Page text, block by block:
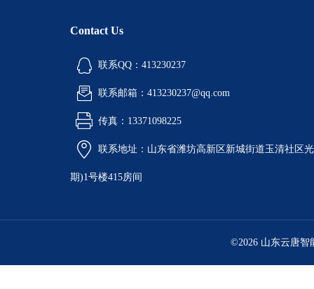
Contact Us
联系QQ：413230237
联系邮箱：413230237@qq.com
传真：13371098225
联系地址：山东省潍坊高新区新城街道玉清社区
期)1号楼415房间
©2026 山东云唐